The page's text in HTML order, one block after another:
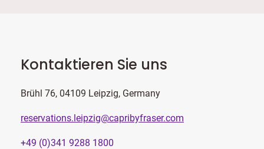
Kontaktieren Sie uns
Brühl 76, 04109 Leipzig, Germany
reservations.leipzig@capribyfraser.com
+49 (0)341 9288 1800